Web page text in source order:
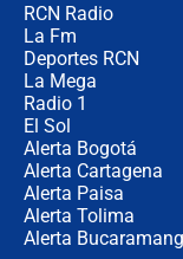
RCN Radio
La Fm
Deportes RCN
La Mega
Radio 1
El Sol
Alerta Bogotá
Alerta Cartagena
Alerta Paisa
Alerta Tolima
Alerta